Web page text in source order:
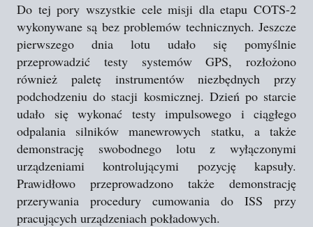
Do tej pory wszystkie cele misji dla etapu COTS-2
wykonywane są bez problemów technicznych. Jeszcze
pierwszego dnia lotu udało się pomyślnie
przeprowadzić testy systemów GPS, rozłożono
również paletę instrumentów niezbędnych przy
podchodzeniu do stacji kosmicznej. Dzień po starcie
udało się wykonać testy impulsowego i ciągłego
odpalania silników manewrowych statku, a także
demonstrację swobodnego lotu z wyłączonymi
urządzeniami kontrolującymi pozycję kapsuły.
Prawidłowo przeprowadzono także demonstrację
przerywania procedury cumowania do ISS przy
pracujących urządzeniach pokładowych.